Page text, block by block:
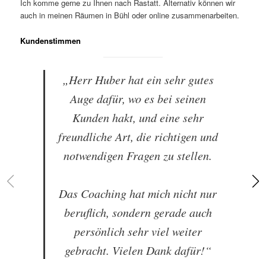
Ich komme gerne zu Ihnen nach Rastatt. Alternativ können wir
auch in meinen Räumen in Bühl oder online zusammenarbeiten.
Kundenstimmen
„Herr Huber hat ein sehr gutes
Auge dafür, wo es bei seinen
Kunden hakt, und eine sehr
freundliche Art, die richtigen und
notwendigen Fragen zu stellen.
Das Coaching hat mich nicht nur
beruflich, sondern gerade auch
persönlich sehr viel weiter
gebracht. Vielen Dank dafür!“